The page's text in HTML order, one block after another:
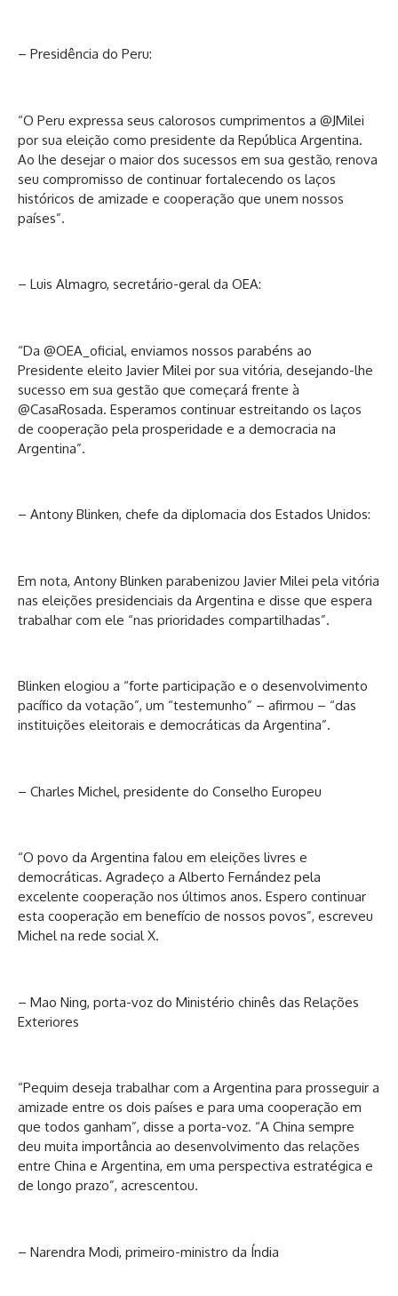
– Presidência do Peru:
“O Peru expressa seus calorosos cumprimentos a @JMilei
por sua eleição como presidente da República Argentina.
Ao lhe desejar o maior dos sucessos em sua gestão, renova
seu compromisso de continuar fortalecendo os laços
históricos de amizade e cooperação que unem nossos
países”.
– Luis Almagro, secretário-geral da OEA:
“Da @OEA_oficial, enviamos nossos parabéns ao
Presidente eleito Javier Milei por sua vitória, desejando-lhe
sucesso em sua gestão que começará frente à
@CasaRosada. Esperamos continuar estreitando os laços
de cooperação pela prosperidade e a democracia na
Argentina”.
– Antony Blinken, chefe da diplomacia dos Estados Unidos:
Em nota, Antony Blinken parabenizou Javier Milei pela vitória
nas eleições presidenciais da Argentina e disse que espera
trabalhar com ele “nas prioridades compartilhadas”.
Blinken elogiou a “forte participação e o desenvolvimento
pacífico da votação”, um “testemunho” – afirmou – “das
instituições eleitorais e democráticas da Argentina”.
– Charles Michel, presidente do Conselho Europeu
“O povo da Argentina falou em eleições livres e
democráticas. Agradeço a Alberto Fernández pela
excelente cooperação nos últimos anos. Espero continuar
esta cooperação em benefício de nossos povos”, escreveu
Michel na rede social X.
– Mao Ning, porta-voz do Ministério chinês das Relações
Exteriores
“Pequim deseja trabalhar com a Argentina para prosseguir a
amizade entre os dois países e para uma cooperação em
que todos ganham”, disse a porta-voz. “A China sempre
deu muita importância ao desenvolvimento das relações
entre China e Argentina, em uma perspectiva estratégica e
de longo prazo”, acrescentou.
– Narendra Modi, primeiro-ministro da Índia